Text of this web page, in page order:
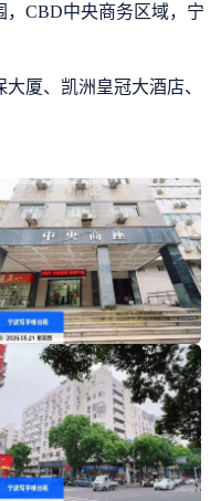
CBD中央商务区域，宁
厦、凯洲皇冠大酒店、